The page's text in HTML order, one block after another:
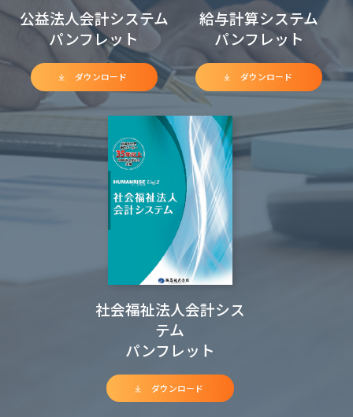
公益法人会計システム
パンフレット
ダウンロード
給与計算システム
パンフレット
ダウンロード
社会福祉法人会計シス
テム
パンフレット
ダウンロード